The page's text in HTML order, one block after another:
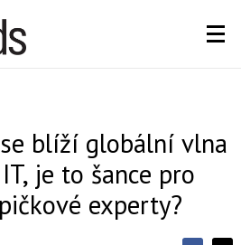
blíží globální vlna
je to šance pro
experty?